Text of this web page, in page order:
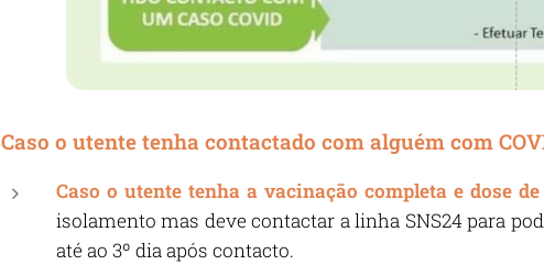
Caso o utente tenha contactado com alguém com
Caso o utente tenha a vacinação completa e dose
isolamento mas deve contactar a linha SNS24 para
até ao 3º dia após contacto.